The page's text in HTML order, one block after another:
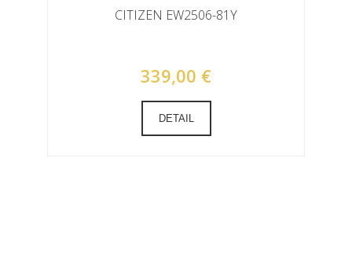
CITIZEN EW2506-81Y
339,00 €
DETAIL